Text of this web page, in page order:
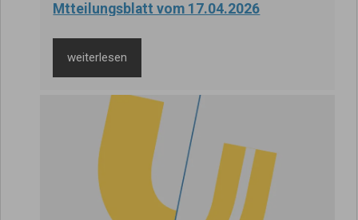
Mtteilungsblatt vom 17.04.2026
weiterlesen